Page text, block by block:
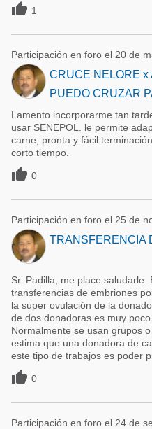
 1
Participación en foro el 20 de
CRUCE NELORE x
PUEDO CRUZAR
Lamento incorporarme tan
usar SENEPOL. le permite
carne, pronta y fácil
corto tiempo.
 0
Participación en foro el 25 de
TRANSFERENCIA
Sr. Padilla, me place saludarle.
transferencias de embriones
la súper ovulación de la
de dos donadoras es muy
Normalmente se usan grupos
estima que una donadora de
este tipo de trabajos es poder
 0
Participación en foro el 24 de